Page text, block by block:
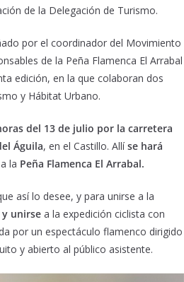
de la Delegación de Turismo.
por el coordinador del Movimiento
de la Peña Flamenca El Arrabal
edición, en la que colaboran dos
y Hábitat Urbano.
del 13 de julio por la carretera
Águila, en el Castillo. Allíse hará
a la Peña Flamenca El Arrabal.
así lo desee, y para unirse a la
unirse a la expedición ciclista con
por un espectáculo flamenco dirigido
y abierto al público asistente.